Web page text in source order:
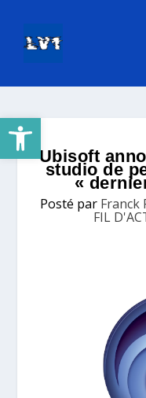
Ouvrir la barre d’outils
Ubisoft
studio de
«
Posté par Franck
FIL